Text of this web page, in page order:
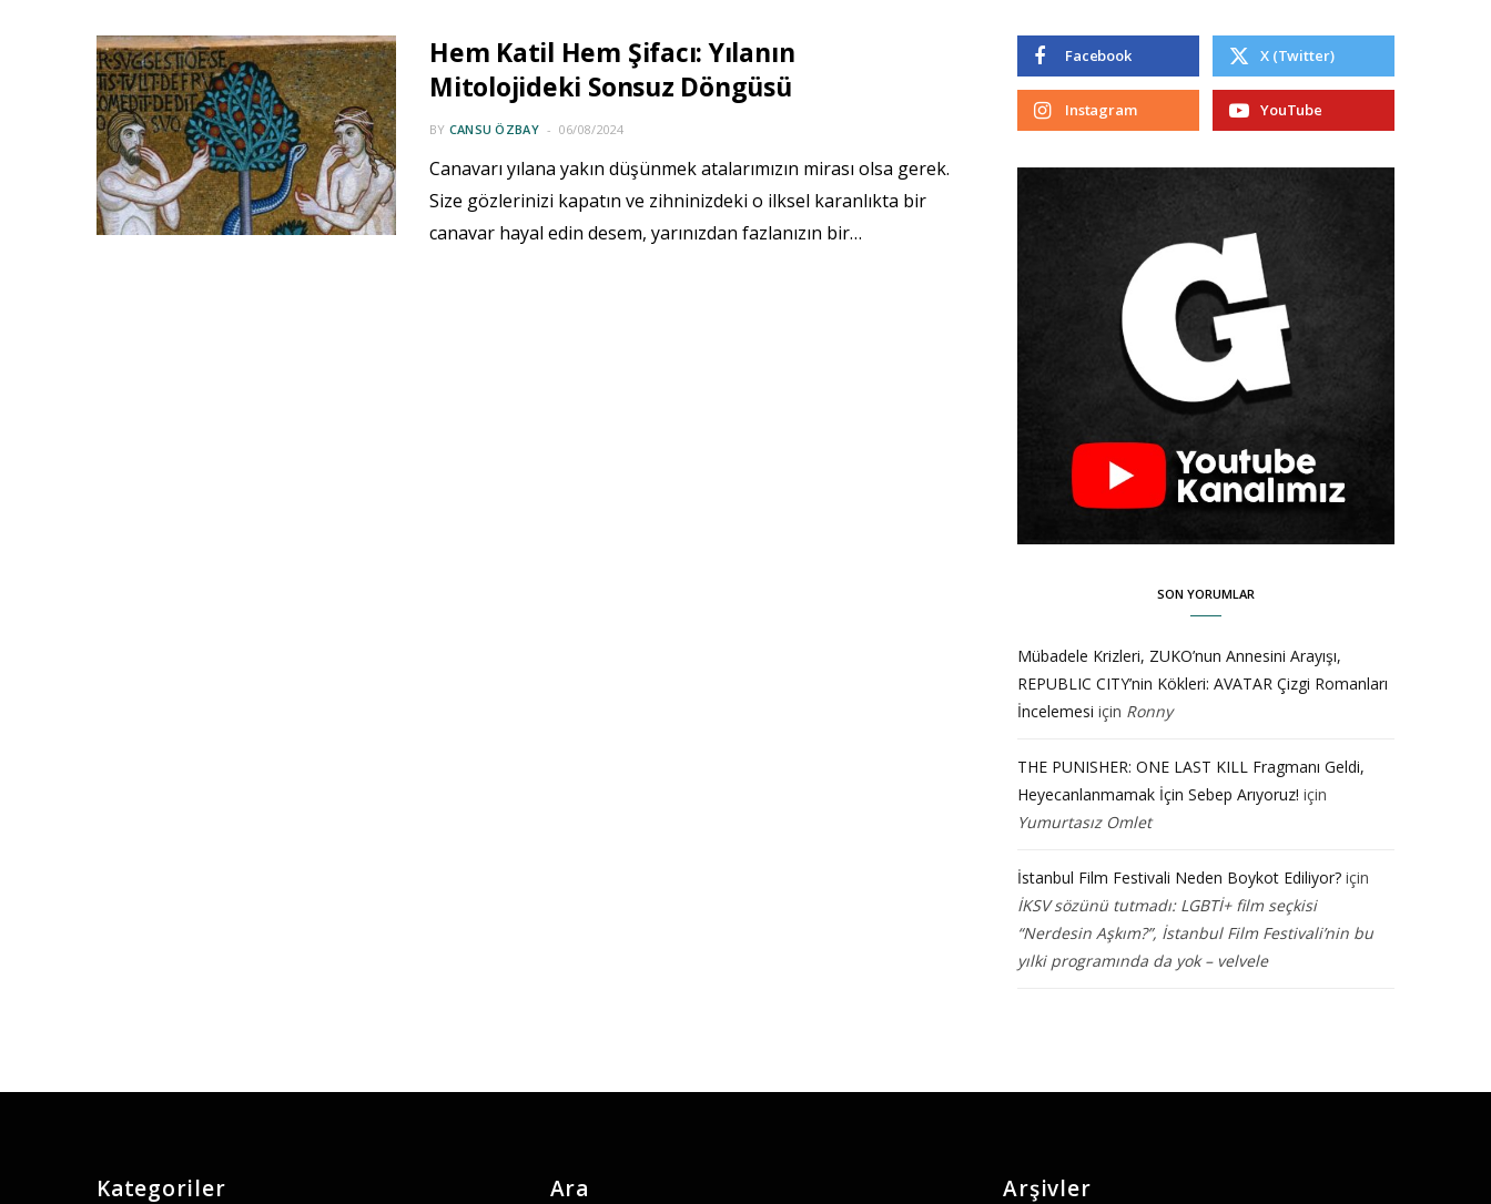
Hem Katil Hem Şifacı: Yılanın
Mitolojideki Sonsuz Döngüsü
BY CANSU ÖZBAY 06/08/2024
Canavarı yılana yakın düşünmek atalarımızın mirası olsa gerek.
Size gözlerinizi kapatın ve zihninizdeki o ilksel karanlıkta bir
canavar hayal edin desem, yarınızdan fazlanızın bir…
Facebook X (Twitter)
Instagram YouTube
SON YORUMLAR
Mübadele Krizleri, ZUKO’nun Annesini Arayışı,
REPUBLIC CITY’nin Kökleri: AVATAR Çizgi Romanları
İncelemesi için Ronny
THE PUNISHER: ONE LAST KILL Fragmanı Geldi,
Heyecanlanmamak İçin Sebep Arıyoruz! için
Yumurtasız Omlet
İstanbul Film Festivali Neden Boykot Ediliyor? için
İKSV sözünü tutmadı: LGBTİ+ film seçkisi
“Nerdesin Aşkım?”, İstanbul Film Festivali’nin bu
yılki programında da yok – velvele
Kategoriler Ara Arşivler